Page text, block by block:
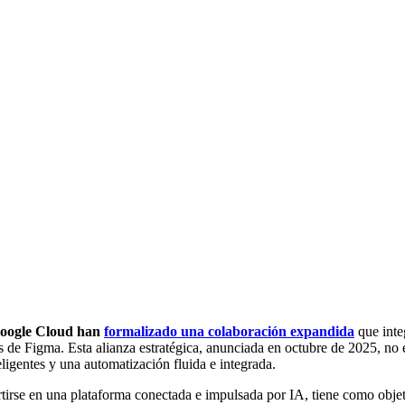
Cloud han formalizado una colaboración expandida que
Figma. Esta alianza estratégica, anunciada en octubre de 2025,
y una automatización fluida e integrada.
en una plataforma conectada e impulsada por IA, tiene como